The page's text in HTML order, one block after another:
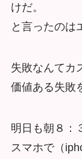
けだ。
と言ったのは
失敗なんてカ
価値ある失敗
明日も朝８：
スマホで（